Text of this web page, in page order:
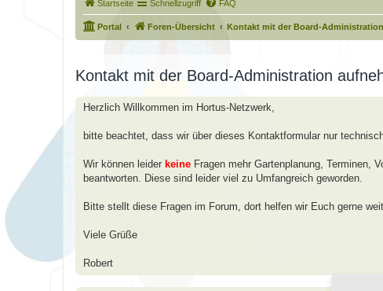
Startseite Schnellzugriff FAQ
Portal Foren-Übersicht Kontakt mit der Board-
Kontakt mit der Board-Administration
Herzlich Willkommen im Hortus-Netzwerk,
bitte beachtet, dass wir über dieses Kontaktformular nur
Wir können leider keine Fragen mehr Gartenplanung, Terminen,
beantworten. Diese sind leider viel zu Umfangreich geworden.
Bitte stellt diese Fragen im Forum, dort helfen wir Euch gerne
Viele Grüße
Robert